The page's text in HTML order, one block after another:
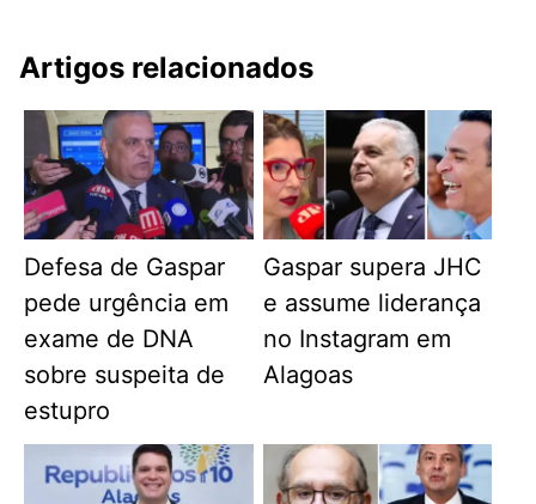
Artigos relacionados
Defesa de Gaspar
pede urgência em
exame de DNA
sobre suspeita de
estupro
Gaspar supera JHC
e assume liderança
no Instagram em
Alagoas